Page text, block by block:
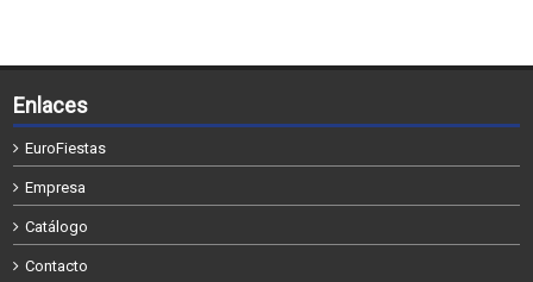
Enlaces
EuroFiestas
Empresa
Catálogo
Contacto